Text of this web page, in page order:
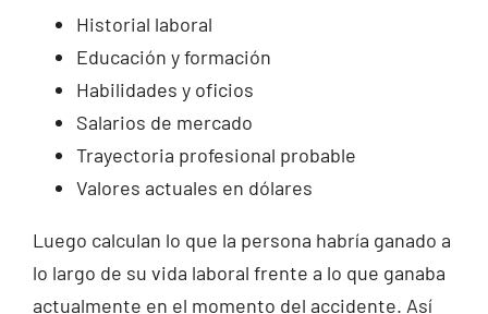
Historial laboral
Educación y formación
Habilidades y oficios
Salarios de mercado
Trayectoria profesional probable
Valores actuales en dólares
Luego calculan lo que la persona habría ganado a
lo largo de su vida laboral frente a lo que ganaba
actualmente en el momento del accidente. Así